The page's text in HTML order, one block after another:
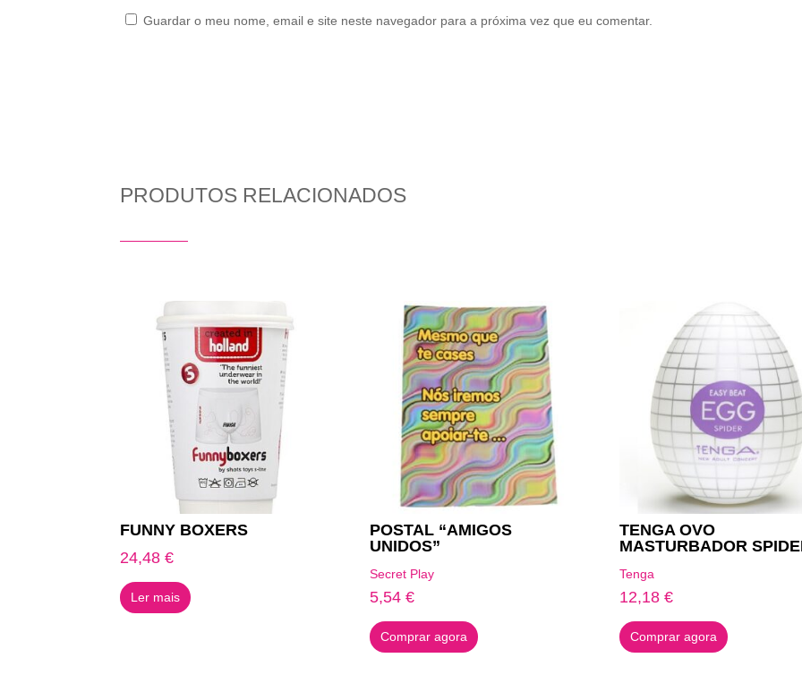
Guardar o meu nome, email e site neste navegador para a próxima vez que eu comentar.
PRODUTOS RELACIONADOS
FUNNY BOXERS
24,48€
Ler mais
POSTAL “AMIGOS
UNIDOS”
Secret Play
5,54€
Comprar agora
TENGA OVO
MASTURBADOR
Tenga
12,18€
Comprar agora